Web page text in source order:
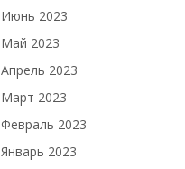
Июнь 2023
Май 2023
Апрель 2023
Март 2023
Февраль 2023
Январь 2023